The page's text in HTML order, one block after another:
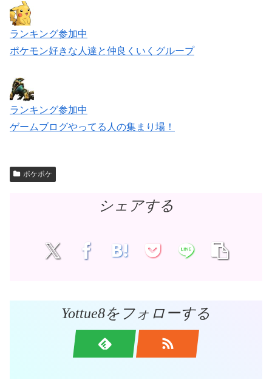
ランキング参加中
ポケモン好きな人達と仲良くいくグループ
ランキング参加中
ゲームブログやってる人の集まり場！
ポケポケ
シェアする
Yottue8をフォローする